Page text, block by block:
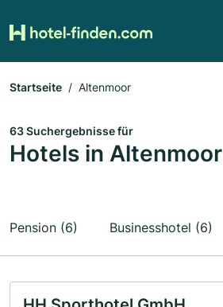
Startseite Altenmoor
63 Suchergebnisse für
Hotels in Altenmoor
Pension (6) Businesshotel (6)